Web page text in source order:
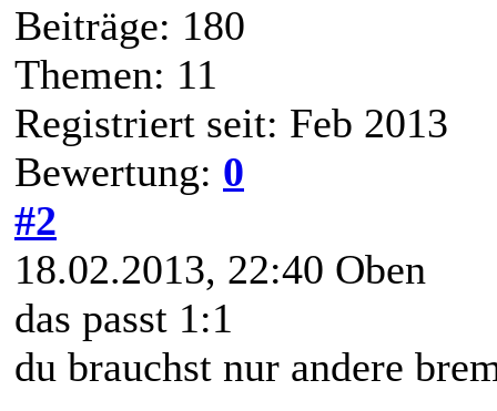
Beiträge: 180
Themen: 11
Registriert seit: Feb 2013
Bewertung: 0
#2
18.02.2013, 22:40 Oben
das passt 1:1
du brauchst nur andere